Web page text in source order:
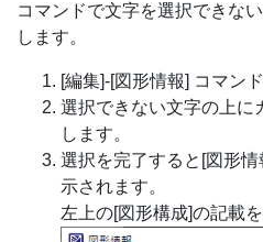
コマンドで文字を選択できな
します。
[編集]-[図形情報] コマン
選択できない文字の上に
します。
選択を完了すると[図形
示されます。
左上の[図形構成]の記載を